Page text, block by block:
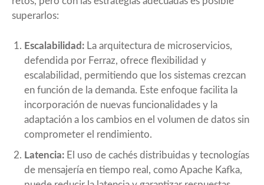
superarlos:
Escalabilidad: La arquitectura de microservicios,
defendida por Ferraz, ofrece flexibilidad y
escalabilidad, permitiendo que los sistemas crezcan
en función de la demanda. Este enfoque facilita la
incorporación de nuevas funcionalidades y la
adaptación a los cambios en el volumen de datos sin
comprometer el rendimiento.
Latencia: El uso de cachés distribuidas y tecnologías
de mensajería en tiempo real, como Apache Kafka,